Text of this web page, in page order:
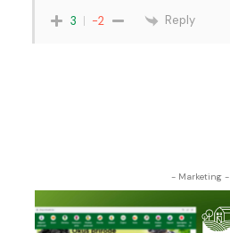
3 -2 Reply
- Marketing -